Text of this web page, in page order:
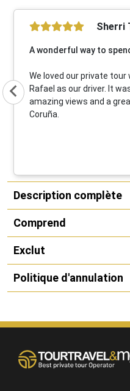
Sherri
A wonderful way to
We loved our private tour
Rafael as our driver. It
amazing views and a
Coruña.
Description complète
Comprend
Exclut
Politique d'annulation